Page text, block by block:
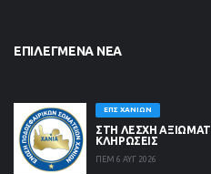
ΕΠΙΛΕΓΜΈΝΑ ΝΈΑ
ΕΠΣ ΧΑΝΊΩΝ
ΣΤΗ ΛΈΣΧΗ
ΚΛΗΡΏΣΕΙΣ
ΠΕΜ 6 ΑΥΓ 2026